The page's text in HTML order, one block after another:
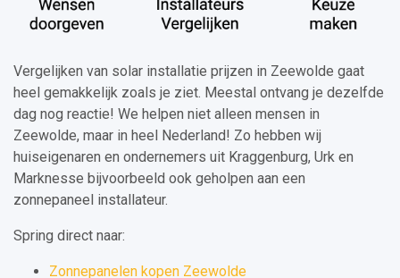
Vergelijken van solar installatie prijzen in Zeewolde gaat
heel gemakkelijk zoals je ziet. Meestal ontvang je dezelfde
dag nog reactie! We helpen niet alleen mensen in
Zeewolde, maar in heel Nederland! Zo hebben wij
huiseigenaren en ondernemers uit Kraggenburg, Urk en
Marknesse bijvoorbeeld ook geholpen aan een
zonnepaneel installateur.
Spring direct naar:
Zonnepanelen kopen Zeewolde